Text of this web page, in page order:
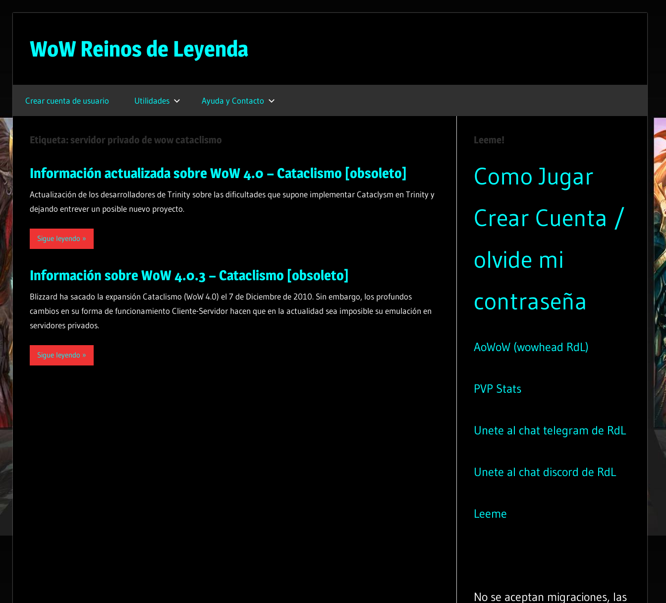
contenido
WoW Reinos de Leyenda
Privado
de
WoW
–
Crear cuenta de usuario Utilidades Ayuda y Contacto
Etiqueta: servidor privado de wow cataclismo
Información actualizada sobre WoW 4.0 – Cataclismo [obsoleto]
Actualización de los desarrolladores de Trinity sobre las dificultades que supone implementar Cataclysm en Trinity y
dejando entrever un posible nuevo proyecto.
Sigue leyendo
Información sobre WoW 4.0.3 – Cataclismo [obsoleto]
Blizzard ha sacado la expansión Cataclismo (WoW 4.0) el 7 de Diciembre de 2010. Sin embargo, los profundos
cambios en su forma de funcionamiento Cliente-Servidor hacen que en la actualidad sea imposible su emulación en
servidores privados.
Sigue leyendo
Leeme!
Como Jugar
Crear Cuenta /
olvide mi
contraseña
AoWoW (wowhead RdL)
PVP Stats
Unete al chat telegram de RdL
Unete al chat discord de RdL
Leeme
No se aceptan migraciones, las